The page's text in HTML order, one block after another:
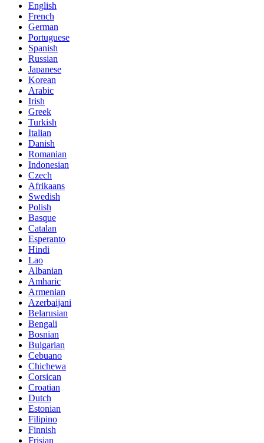
English
French
German
Portuguese
Spanish
Russian
Japanese
Korean
Arabic
Irish
Greek
Turkish
Italian
Danish
Romanian
Indonesian
Czech
Afrikaans
Swedish
Polish
Basque
Catalan
Esperanto
Hindi
Lao
Albanian
Amharic
Armenian
Azerbaijani
Belarusian
Bengali
Bosnian
Bulgarian
Cebuano
Chichewa
Corsican
Croatian
Dutch
Estonian
Filipino
Finnish
Frisian